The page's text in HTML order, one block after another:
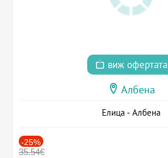
виж офертата
Албена
Елица - Албена
-25%
35.54€